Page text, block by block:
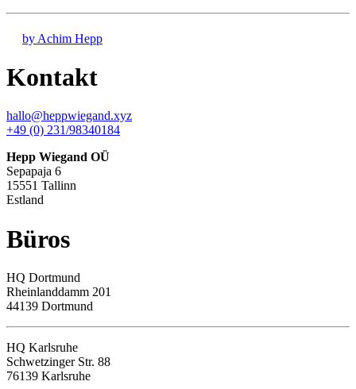
by Achim Hepp
Kontakt
hallo@heppwiegand.xyz
+49 (0) 231/98340184
Hepp Wiegand OÜ
Sepapaja 6
15551 Tallinn
Estland
Büros
HQ Dortmund
Rheinlanddamm 201
44139 Dortmund
HQ Karlsruhe
Schwetzinger Str. 88
76139 Karlsruhe